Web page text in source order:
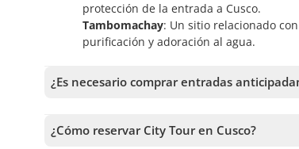
protección de la entrada a Cusco.
Tambomachay: Un sitio relacionado
purificación y adoración al agua.
¿Es necesario comprar entradas
Sacsayhuamán, Q’enqo, Tambomachay y
¿Cómo reservar City Tour en Cusco?